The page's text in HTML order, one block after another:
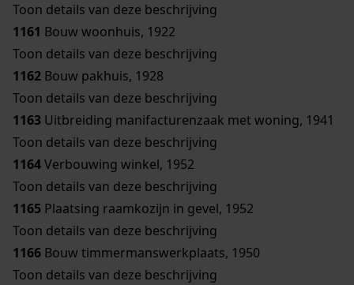
Toon details van deze beschrijving
1161 Bouw woonhuis, 1922
Toon details van deze beschrijving
1162 Bouw pakhuis, 1928
Toon details van deze beschrijving
1163 Uitbreiding manifacturenzaak met woning, 1941
Toon details van deze beschrijving
1164Verbouwing winkel, 1952
Toon details van deze beschrijving
1165 Plaatsing raamkozijn in gevel, 1952
Toon details van deze beschrijving
1166 Bouw timmermanswerkplaats, 1950
Toon details van deze beschrijving